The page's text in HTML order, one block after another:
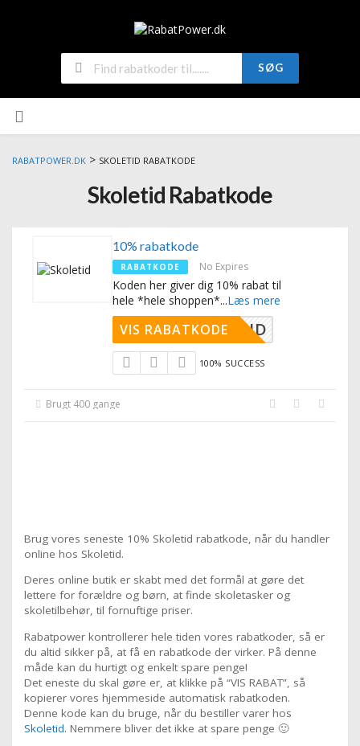
SØG
RABATPOWER.DK > SKOLETID RABATKODE
Skoletid Rabatkode
10% rabatkode
RABATKODE No Expires
Koden her giver dig 10% rabat til
hele *hele shoppen*...Læs mere
SKOLETID
VIS RABATKODE
100% SUCCESS
Brugt 400 gange
Brug vores seneste 10% Skoletid rabatkode, når du handler
online hos Skoletid.
Deres online butik er skabt med det formål at gøre det
lettere for forældre og børn, at finde skoletasker og
skoletilbehør, til fornuftige priser.
Rabatpower kontrollerer hele tiden vores rabatkoder, så er
du altid sikker på, at få en rabatkode der virker. På denne
måde kan du hurtigt og enkelt spare penge!
Det eneste du skal gøre er, at klikke på “VIS RABAT”, så
kopierer vores hjemmeside automatisk rabatkoden.
Denne kode kan du bruge, når du bestiller varer hos
Skoletid. Nemmere bliver det ikke at spare penge 🙂